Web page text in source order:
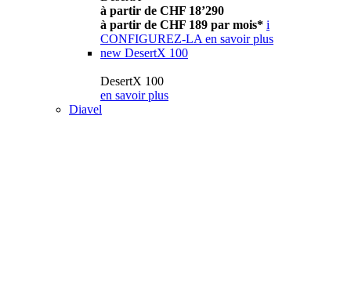
à partir de CHF 18’290
à partir de CHF 189 par mois* i
CONFIGUREZ-LA en savoir plus
new DesertX 100
DesertX 100
en savoir plus
Diavel